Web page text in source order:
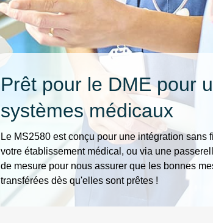
Prêt pour le DME pour
systèmes médicaux
Le MS2580 est conçu pour une intégration
votre établissement médical, ou via une
de mesure pour nous assurer que les bonnes
transférées dès qu'elles sont prêtes !